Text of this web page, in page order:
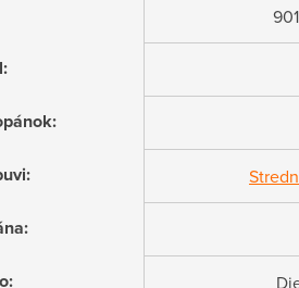
:
:
:
:
: